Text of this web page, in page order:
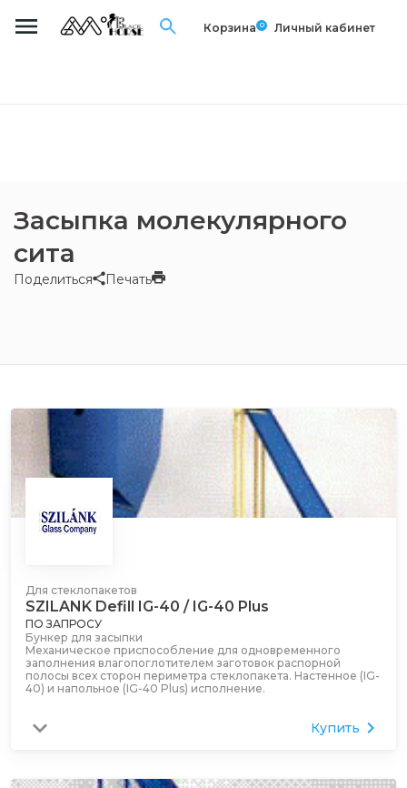
Корзина 0 Личный кабинет
Засыпка молекулярного
сита
Поделиться Печать
Для стеклопакетов
SZILANK Defill IG-40 / IG-40 Plus
ПО ЗАПРОСУ
Бункер для засыпки
Механическое приспособление для одновременного
заполнения влагопоглотителем заготовок распорной
полосы всех сторон периметра стеклопакета. Настенное (IG-
40) и напольное (IG-40 Plus) исполнение.
Купить